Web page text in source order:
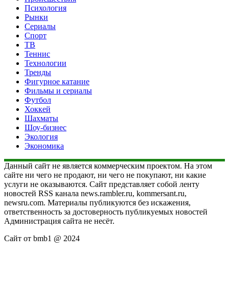
Психология
Рынки
Сериалы
Спорт
ТВ
Теннис
Технологии
Тренды
Фигурное катание
Фильмы и сериалы
Футбол
Хоккей
Шахматы
Шоу-бизнес
Экология
Экономика
Данный сайт не является коммерческим проектом. На этом
сайте ни чего не продают, ни чего не покупают, ни какие
услуги не оказываются. Сайт представляет собой ленту
новостей RSS канала news.rambler.ru, kommersant.ru,
newsru.com. Материалы публикуются без искажения,
ответственность за достоверность публикуемых новостей
Администрация сайта не несёт.
Сайт от bmb1 @ 2024